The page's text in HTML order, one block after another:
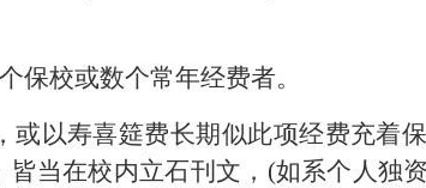
保校或数个常年经费者。
以寿喜筵费长期似此项经费充着
当在校内立石刊文，(如系个人独